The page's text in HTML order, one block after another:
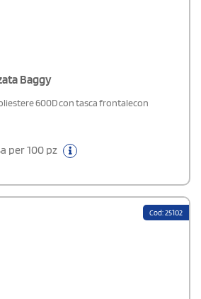
Baggy
600D con tasca frontalecon
per 100 pz
Cod: 25102